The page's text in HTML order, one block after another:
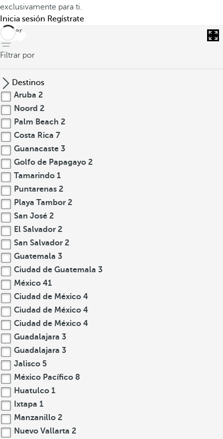
exclusivamente para ti.
Inicia sesión Regístrate
volver
Filtrar por
Destinos
Aruba 2
Noord 2
Palm Beach 2
Costa Rica 7
Guanacaste 3
Golfo de Papagayo 2
Tamarindo 1
Puntarenas 2
Playa Tambor 2
San José 2
El Salvador 2
San Salvador 2
Guatemala 3
Ciudad de Guatemala 3
México 41
Ciudad de México 4
Ciudad de México 4
Ciudad de México 4
Guadalajara 3
Guadalajara 3
Jalisco 5
México Pacífico 8
Huatulco 1
Ixtapa 1
Manzanillo 2
Nuevo Vallarta 2